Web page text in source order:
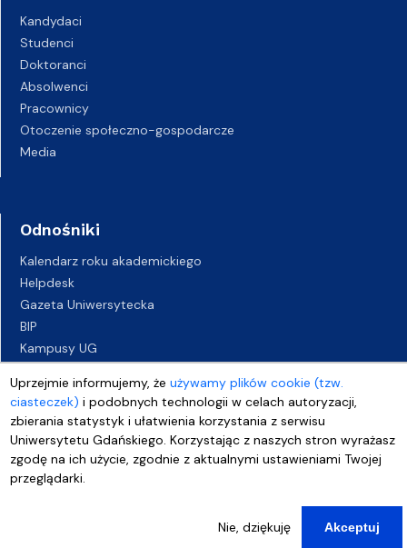
Uprzejmie informujemy, żeużywamy plików cookie (tzw.
ciasteczek) i podobnych technologii w celach autoryzacji,
zbierania statystyk i ułatwienia korzystania z serwisu
Uniwersytetu Gdańskiego. Korzystając z naszych stron wyrażasz
zgodę na ich użycie, zgodnie z aktualnymi ustawieniami Twojej
przeglądarki.
Nie, dziękuję Akceptuj
Kandydaci
Studenci
Doktoranci
Absolwenci
Pracownicy
Otoczenie społeczno-gospodarcze
Media
Odnośniki
Kalendarz roku akademickiego
Helpdesk
Gazeta Uniwersytecka
BIP
Kampusy UG
Oferty pracy
Deklaracja dostępności